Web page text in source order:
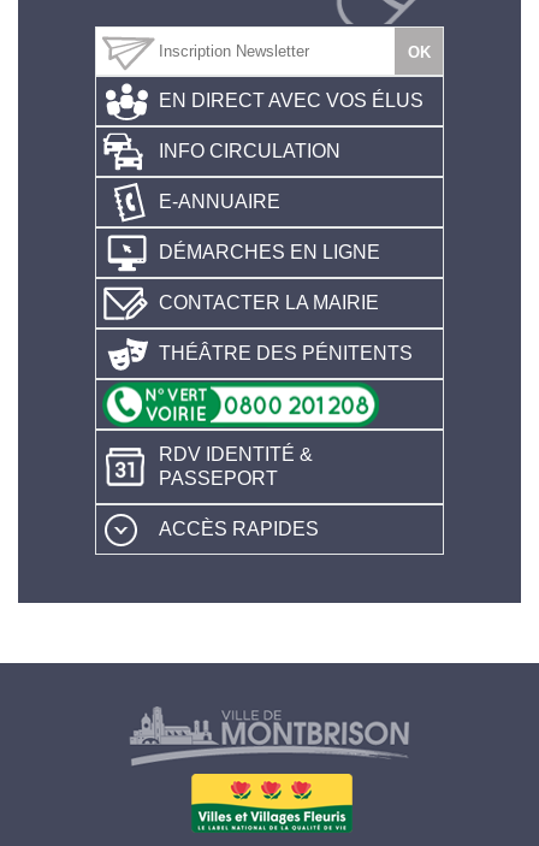
EN DIRECT AVEC VOS ÉLUS
INFO CIRCULATION
E-ANNUAIRE
DÉMARCHES EN LIGNE
CONTACTER LA MAIRIE
THÉÂTRE DES PÉNITENTS
RDV IDENTITÉ &
PASSEPORT
ACCÈS RAPIDES